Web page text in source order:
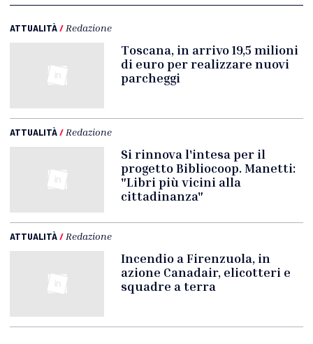
ATTUALITÀ/ Redazione
Toscana, in arrivo 19,5 milioni
di euro per realizzare nuovi
parcheggi
ATTUALITÀ/ Redazione
Si rinnova l'intesa per il
progetto Bibliocoop. Manetti:
"Libri più vicini alla
cittadinanza"
ATTUALITÀ/ Redazione
Incendio a Firenzuola, in
azione Canadair, elicotteri e
squadre a terra